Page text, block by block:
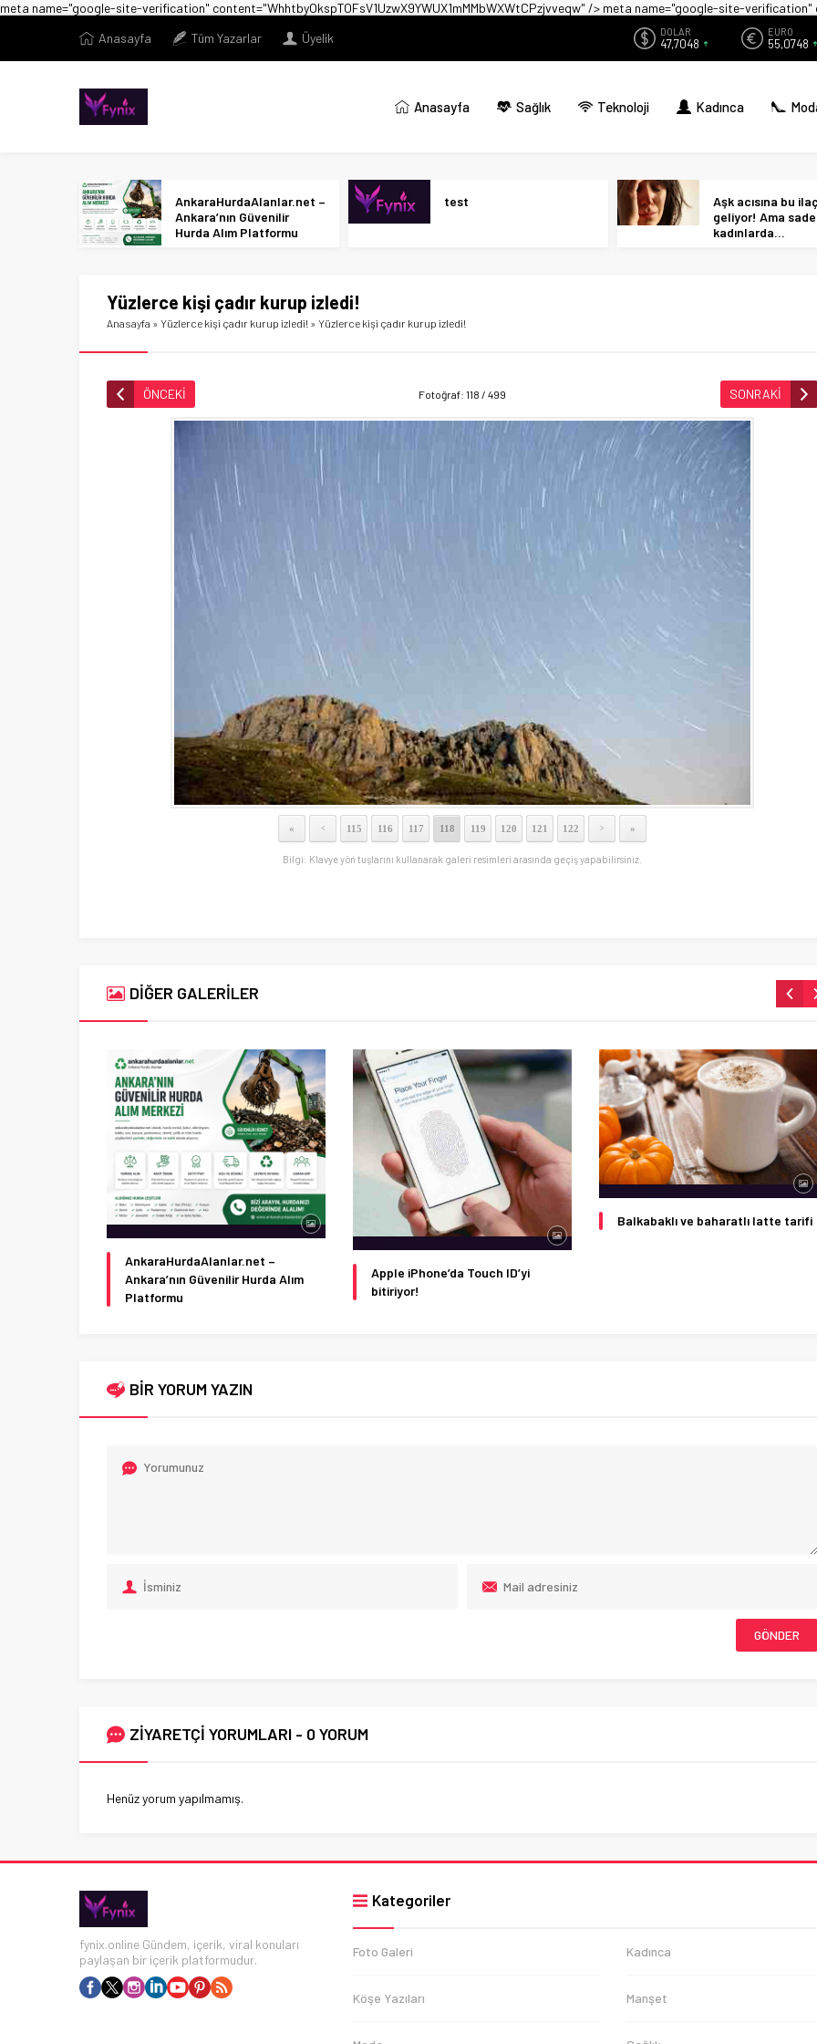
meta name="google-site-verification" content="WhhtbyOkspTOFsV1UzwX9YWUX1mMMbWXWtCPzjvveqw" /> meta name="google-site-verification"
Anasayfa
Tüm Yazarlar Üyelik DOLAR
47,7048
EURO
55,0748
Anasayfa Sağlık Teknoloji Kadınca
AnkaraHurdaAlanlar.net –
Ankara’nın Güvenilir
Hurda Alım Platformu
test
Aşk acısına bu
geliyor! Ama
kadınlarda…
Yüzlerce kişi çadır kurup izledi!
Anasayfa » Yüzlerce kişi çadır kurup izledi! » Yüzlerce kişi çadır kurup izledi!
ÖNCEKİ Fotoğraf: 118 / 499 SONRAKİ
« < 115 116 117 118 119 120 121 122 > »
Bilgi: Klavye yön tuşlarını kullanarak galeri resimleri arasında geçiş yapabilirsiniz.
DİĞER GALERİLER
AnkaraHurdaAlanlar.net –
Ankara’nın Güvenilir Hurda Alım
Platformu
Apple iPhone’da Touch ID’yi
bitiriyor!
Balkabaklı ve baharatlı latte tarifi
BİR YORUM YAZIN
ZİYARETÇİ YORUMLARI - 0 YORUM
Henüz yorum yapılmamış.
fynix.online Gündem, içerik, viral konuları
paylaşan bir içerik platformudur.
Kategoriler
Foto Galeri Kadınca
Köşe Yazıları Manşet